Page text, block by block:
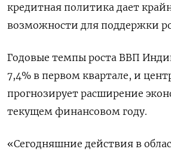
кредитная политика дает
возможности для поддержки
Годовые темпы роста ВВП
7,4% в первом квартале, и
прогнозирует расширение
текущем финансовом году.
«Сегодняшние действия в